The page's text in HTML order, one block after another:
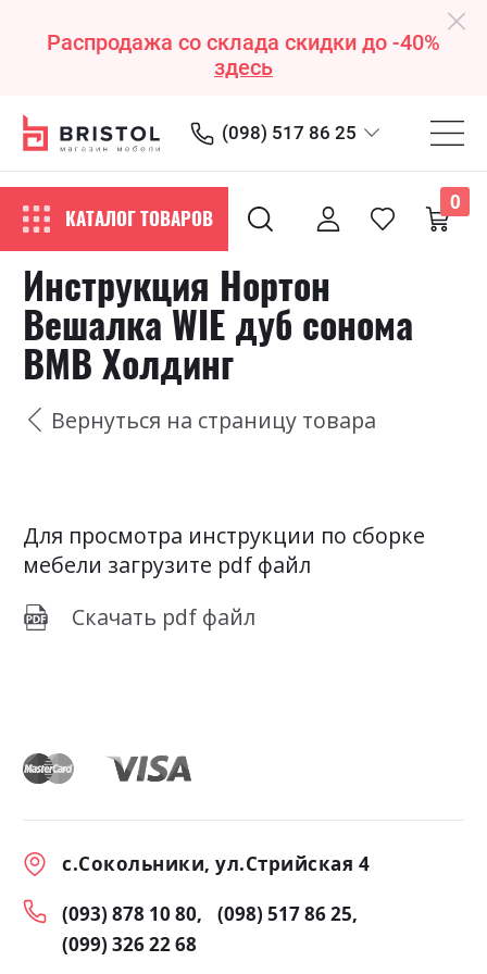
Распродажа со склада скидки до -40%
здесь
(098) 517 86 25
КАТАЛОГ ТОВАРОВ
0
Инструкция Нортон
Вешалка WIE дуб cонома
ВМВ Холдинг
Вернуться на страницу товара
Для просмотра инструкции по сборке
мебели загрузите pdf файл
Скачать pdf файл
с.Сокольники, ул.Стрийская 4
(093) 878 10 80
(098) 517 86 25
(099) 326 22 68